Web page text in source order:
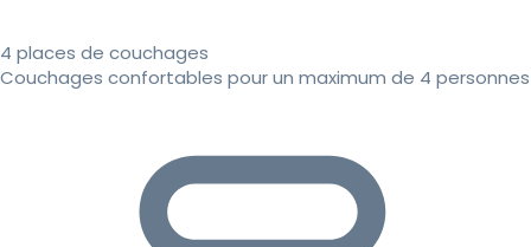
4 places de couchages
Couchages confortables pour un maximum de 4 personnes